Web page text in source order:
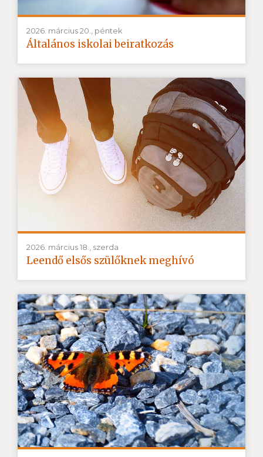
2026. március 20., péntek
Általános iskolai beiratkozás
2026. március 18., szerda
Leendő elsős szülőknek meghívó